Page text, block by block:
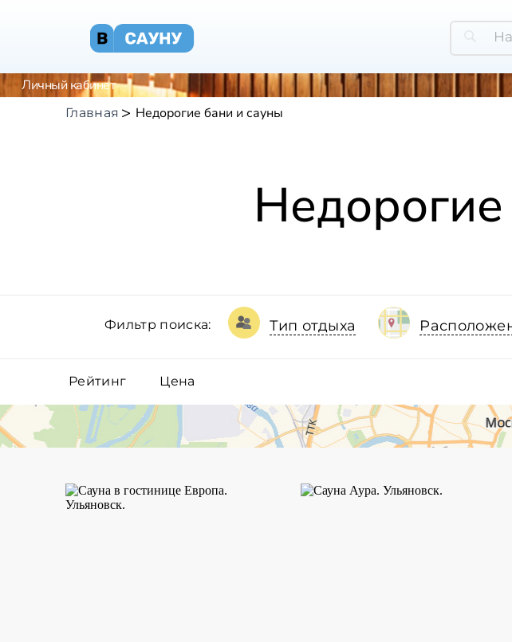
Личный кабинет
Главная Недорогие бани и сауны
Фильтр поиска: Тип отдыха
Рейтинг Цена